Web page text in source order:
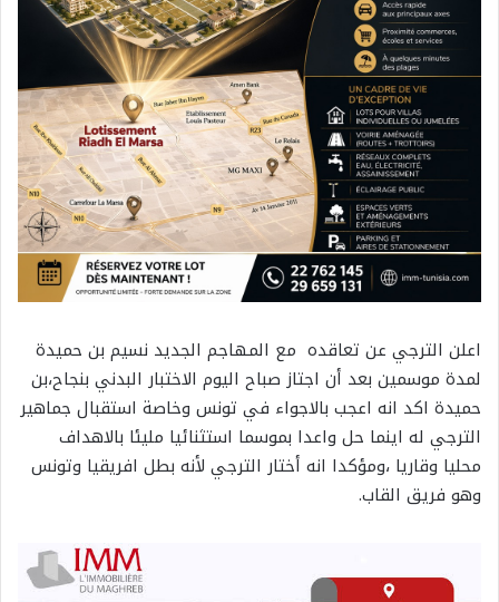
اعلن الترجي عن تعاقده مع المهاجم الجديد نسيم بن حميدة
لمدة موسمين بعد أن اجتاز صباح اليوم الاختبار البدني بنجاح،بن
حميدة اكد انه اعجب بالاجواء في تونس وخاصة استقبال جماهير
الترجي له اينما حل واعدا بموسما استثنائيا مليئا بالاهداف
محليا وقاريا ،ومؤكدا انه أختار الترجي لأنه بطل افريقيا وتونس
وهو فريق القاب.